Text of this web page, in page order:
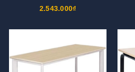
2.543.000₫